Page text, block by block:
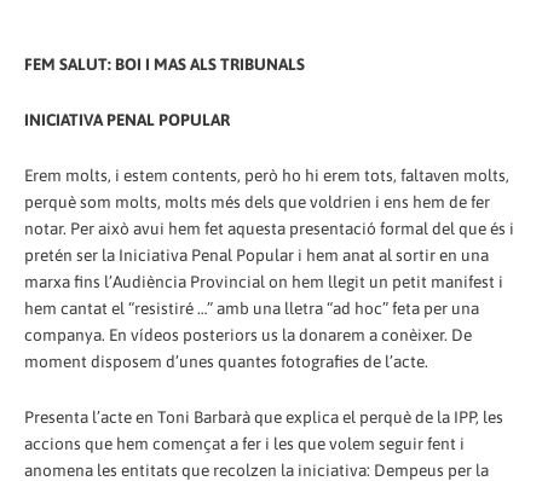
FEM SALUT: BOI I MAS ALS TRIBUNALS
INICIATIVA PENAL POPULAR
Erem molts, i estem contents, però ho hi erem tots, faltaven molts,
perquè som molts, molts més dels que voldrien i ens hem de fer
notar. Per això avui hem fet aquesta presentació formal del que és i
pretén ser la Iniciativa Penal Popular i hem anat al sortir en una
marxa fins l’Audiència Provincial on hem llegit un petit manifest i
hem cantat el “resistiré …” amb una lletra “ad hoc” feta per una
companya. En vídeos posteriors us la donarem a conèixer. De
moment disposem d’unes quantes fotografies de l’acte.
Presenta l’acte en Toni Barbarà que explica el perquè de la IPP, les
accions que hem començat a fer i les que volem seguir fent i
anomena les entitats que recolzen la iniciativa: Dempeus per la